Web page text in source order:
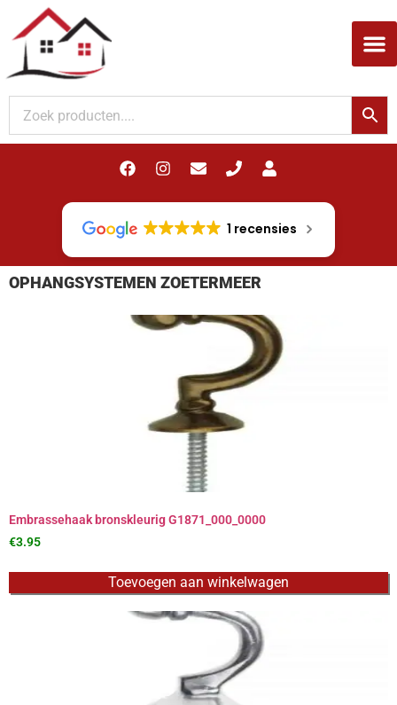
1 recensies
OPHANGSYSTEMEN ZOETERMEER
Embrassehaak bronskleurig G1871_000_0000
€3.95
Toevoegen aan winkelwagen